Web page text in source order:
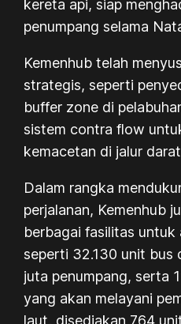
kereta api, siap
penumpang selama
Kemenhub telah
strategis, seperti
buffer zone di
sistem contra flow
kemacetan di jalur
Dalam rangka
perjalanan, Kemenhub
berbagai fasilitas
seperti 32.130 unit bus
juta penumpang, serta
yang akan melayani
laut, disediakan 764